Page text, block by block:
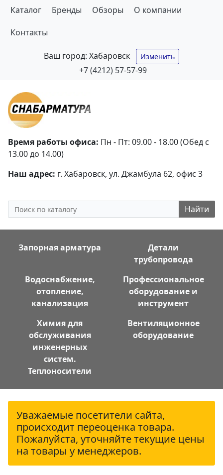
Каталог Бренды Обзоры О компании
Контакты
Ваш город: Хабаровск Изменить
+7 (4212) 57-57-99
Время работы офиса: Пн - Пт: 09.00 - 18.00 (Обед с
13.00 до 14.00)
Наш адрес: г. Хабаровск, ул. Джамбула 62, офис 3
Найти
Запорная арматура
Детали
трубопровода
Водоснабжение,
отопление,
канализация
Профессиональное
оборудование и
инструмент
Химия для
обслуживания
инженерных
систем.
Теплоносители
Вентиляционное
оборудование
Уважаемые посетители сайта,
происходит переоценка товара.
Пожалуйста, уточняйте текущие цены
на товары у менеджеров.